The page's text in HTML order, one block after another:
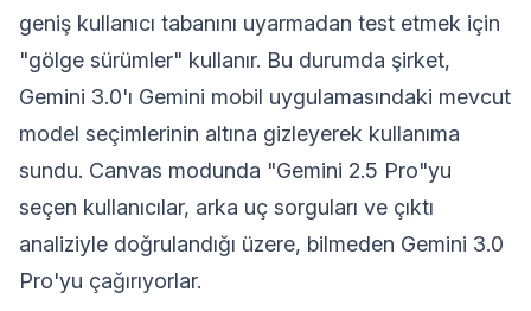
geniş kullanıcı tabanını uyarmadan test etmek için
"gölge sürümler" kullanır. Bu durumda şirket,
Gemini 3.0'ı Gemini mobil uygulamasındaki mevcut
model seçimlerinin altına gizleyerek kullanıma
sundu. Canvas modunda "Gemini 2.5 Pro"yu
seçen kullanıcılar, arka uç sorguları ve çıktı
analiziyle doğrulandığı üzere, bilmeden Gemini 3.0
Pro'yu çağırıyorlar.